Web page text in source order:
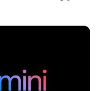
8 GB RAM po